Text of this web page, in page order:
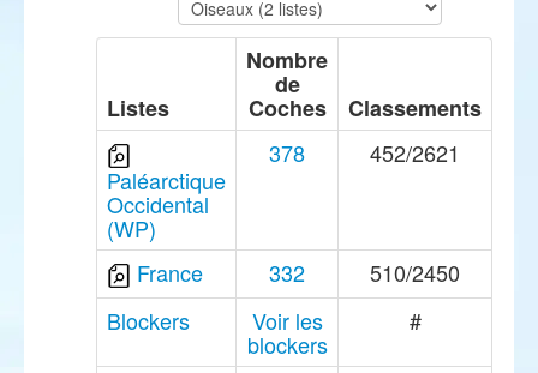
Listes
Nombre
de
Coches Classements
Paléarctique
Occidental
(WP)
378 452/2621
France 332
510/2450
Blockers
Voir les
blockers
#